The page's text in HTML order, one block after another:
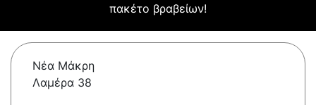
πακέτο βραβείων!
Νέα Μάκρη
Λαμέρα 38